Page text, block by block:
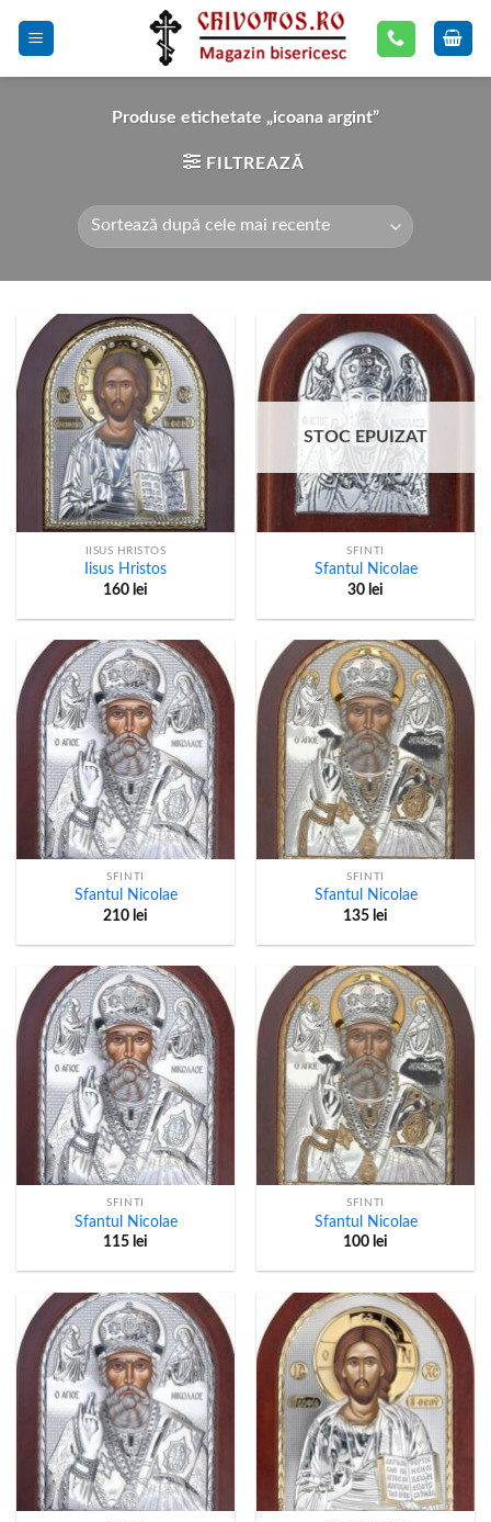
Produse etichetate „icoana argint”
FILTREAZĂ
IISUS HRISTOS
Iisus Hristos
160 lei
STOC EPUIZAT
SFINTI
Sfantul Nicolae
30 lei
SFINTI
Sfantul Nicolae
210 lei
SFINTI
Sfantul Nicolae
135 lei
SFINTI
Sfantul Nicolae
115 lei
SFINTI
Sfantul Nicolae
100 lei